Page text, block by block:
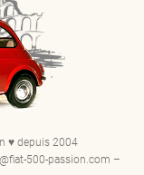
♥ depuis 2004
500-passion.com –